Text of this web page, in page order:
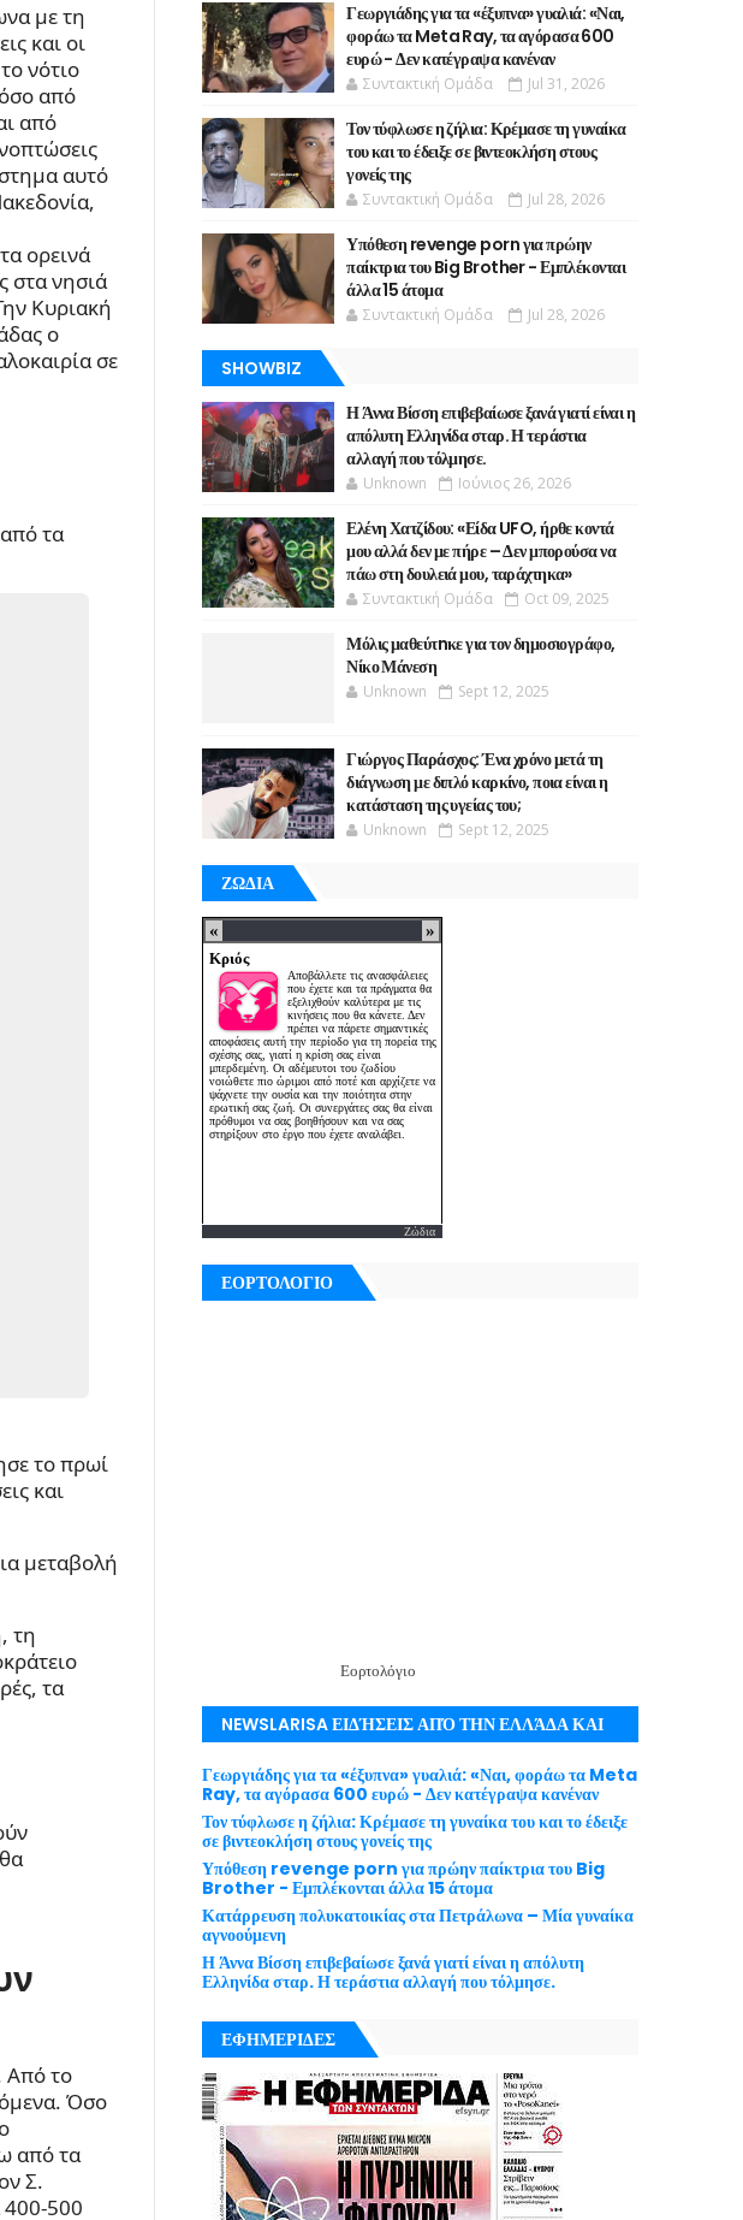
με τη
και οι
νότιο
από
από
αυτό
ορεινά
στα νησιά
Κυριακή
ο
σε
τα
το πρωί
και
μεταβολή
τη
τα
Από το
Όσο
από τα
Σ.
400-500
Γεωργιάδης για τα «έξυπνα» γυαλιά: «Ναι,
φοράω τα Meta Ray, τα αγόρασα 600
ευρώ - Δεν κατέγραψα κανέναν
Συντακτική Ομάδα Jul 31, 2026
Τον τύφλωσε η ζήλια: Κρέμασε τη γυναίκα
του και το έδειξε σε βιντεοκλήση στους
γονείς της
Συντακτική Ομάδα Jul 28, 2026
Υπόθεση revenge porn για πρώην
παίκτρια του Big Brother - Εμπλέκονται
άλλα 15 άτομα
Συντακτική Ομάδα Jul 28, 2026
SHOWBIZ
Η Άννα Βίσση επιβεβαίωσε ξανά γιατί είναι η
απόλυτη Ελληνίδα σταρ. Η τεράστια
αλλαγή που τόλμησε.
Unknown Ιούνιος 26, 2026
Ελένη Χατζίδου: «Είδα UFO, ήρθε κοντά
μου αλλά δεν με πήρε – Δεν μπορούσα να
πάω στη δουλειά μου, ταράχτηκα»
Συντακτική Ομάδα Oct 09, 2025
Μόλις μαθεύτnκε για τον δημοσιογράφο,
Νίκο Μάνεση
Unknown Sept 12, 2025
Γιώργος Παράσχος: Ένα χρόνο μετά τη
διάγνωση με διπλό καρκίνο, ποια είναι η
κατάσταση της υγείας του;
Unknown Sept 12, 2025
ΖΩΔΙΑ
Ζώδια
ΕΟΡΤΟΛΟΓΙΟ
Εορτολόγιο
NEWSLARISA ΕΙΔΉΣΕΙΣ ΑΠΌ ΤΗΝ ΕΛΛΆΔΑ ΚΑΙ
ΤΟΝ ΚΌΣΜΟ ΜΕ ΕΓΚΥΡΌΤΗΤΑ
Γεωργιάδης για τα «έξυπνα» γυαλιά: «Ναι, φοράω τα Meta
Ray, τα αγόρασα 600 ευρώ - Δεν κατέγραψα κανέναν
Τον τύφλωσε η ζήλια: Κρέμασε τη γυναίκα του και το έδειξε
σε βιντεοκλήση στους γονείς της
Υπόθεση revenge porn για πρώην παίκτρια του Big
Brother - Εμπλέκονται άλλα 15 άτομα
Κατάρρευση πολυκατοικίας στα Πετράλωνα – Μία γυναίκα
αγνοούμενη
Η Άννα Βίσση επιβεβαίωσε ξανά γιατί είναι η απόλυτη
Ελληνίδα σταρ. Η τεράστια αλλαγή που τόλμησε.
ΕΦΗΜΕΡΙΔΕΣ